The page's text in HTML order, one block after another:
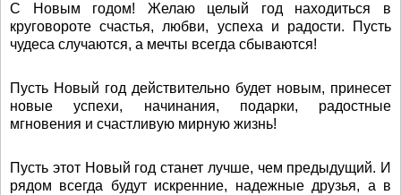
С Новым годом! Желаю целый год находиться в
круговороте счастья, любви, успеха и радости. Пусть
чудеса случаются, а мечты всегда сбываются!
Пусть Новый год действительно будет новым, принесет
новые успехи, начинания, подарки, радостные
мгновения и счастливую мирную жизнь!
Пусть этот Новый год станет лучше, чем предыдущий. И
рядом всегда будут искренние, надежные друзья, а в